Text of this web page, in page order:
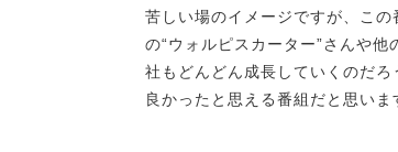
苦しい場のイメージですが、こ
の“ウォルピスカーター”さんや
社もどんどん成長していくのだ
良かったと思える番組だと思い